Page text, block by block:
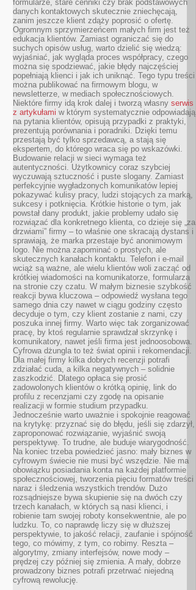
formularze, stare cenniki czy brak podstawowych
danych kontaktowych skutecznie zniechęcają,
zanim jeszcze klient zdąży poprosić o ofertę.
Ogromnym sprzymierzeńcem małych firm jest też
edukacja klientów. Zamiast ograniczać się do
suchych opisów usług, warto dzielić się wiedzą:
wyjaśniać, jak wygląda proces współpracy, czego
można się spodziewać, jakie błędy najczęściej
popełniają klienci i jak ich uniknąć. Tego typu treści
można publikować na firmowym blogu, w
newsletterze, w mediach społecznościowych.
Niektóre firmy idą krok dalej i tworzą własny serwis
z artykułami w którym systematycznie odpowiadają
na pytania klientów, opisują przypadki z praktyki,
prezentują porównania i poradniki. Dzięki temu
przestają być tylko sprzedawcą, a stają się
ekspertem, do którego wraca się po wskazówki.
Budowanie relacji w sieci wymaga też
autentyczności. Użytkownicy coraz szybciej
wyczuwają sztuczność i puste slogany. Zamiast
perfekcyjnie wygładzonych komunikatów lepiej
pokazywać kulisy pracy, ludzi stojących za marką,
sukcesy i potknięcia. Krótkie historie o tym, jak
powstał dany produkt, jakie problemy udało się
rozwiązać dla konkretnego klienta, co dzieje się „za
drzwiami” firmy – to właśnie one skracają dystans i
sprawiają, że marka przestaje być anonimowym
logo. Nie można zapominać o prostych, ale
skutecznych kanałach kontaktu. Telefon i e-mail
wciąż są ważne, ale wielu klientów woli zacząć od
krótkiej wiadomości na komunikatorze, formularza
na stronie czy czatu. W małym biznesie szybkość
reakcji bywa kluczowa – odpowiedź wysłana tego
samego dnia czy nawet w ciągu godziny często
decyduje o tym, czy klient zostanie z nami, czy
poszuka innej firmy. Warto więc tak zorganizować
pracę, by ktoś regularnie sprawdzał skrzynkę i
komunikatory, nawet jeśli firma jest jednoosobowa.
Cyfrowa dżungla to też świat opinii i rekomendacji.
Dla małej firmy kilka dobrych recenzji potrafi
zdziałać cuda, a kilka negatywnych – solidnie
zaszkodzić. Dlatego opłaca się prosić
zadowolonych klientów o krótką opinię, link do
profilu z recenzjami czy zgodę na opisanie
realizacji w formie studium przypadku.
Jednocześnie warto uważnie i spokojnie reagować
na krytykę: przyznać się do błędu, jeśli się zdarzył,
zaproponować rozwiązanie, wyjaśnić swoją
perspektywę. To trudne, ale buduje wiarygodność.
Na koniec trzeba powiedzieć jasno: mały biznes w
cyfrowym świecie nie musi być wszędzie. Nie ma
obowiązku posiadania konta na każdej platformie
społecznościowej, tworzenia pięciu formatów treści
naraz i śledzenia wszystkich trendów. Dużo
rozsądniejsze bywa skupienie się na dwóch czy
trzech kanałach, w których są nasi klienci, i
robienie tam swojej roboty konsekwentnie, ale po
ludzku. To, co naprawdę liczy się w dłuższej
perspektywie, to jakość relacji, zaufanie i spójność
tego, co mówimy, z tym, co robimy. Reszta –
algorytmy, zmiany interfejsów, nowe mody –
prędzej czy później się zmienia. A mały, dobrze
prowadzony biznes potrafi przetrwać niejedną
cyfrową rewolucję.